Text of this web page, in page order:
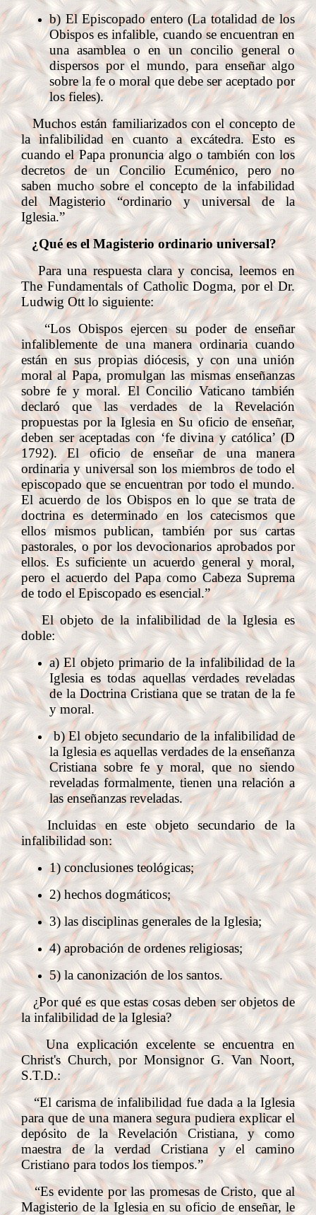
b) El Episcopado entero (La totalidad de los
Obispos es infalible, cuando se encuentran en
una asamblea o en un concilio general o
dispersos por el mundo, para enseñar algo
sobre la fe o moral que debe ser aceptado por
los fieles).
Muchos están familiarizados con el concepto de
la infalibilidad en cuanto a excátedra. Esto es
cuando el Papa pronuncia algo o también con los
decretos de un Concilio Ecuménico, pero no
saben mucho sobre el concepto de la infabilidad
del Magisterio “ordinario y universal de la
Iglesia.”
¿Qué es el Magisterio ordinario universal?
Para una respuesta clara y concisa, leemos en
The Fundamentals of Catholic Dogma, por el Dr.
Ludwig Ott lo siguiente:
“Los Obispos ejercen su poder de enseñar
infaliblemente de una manera ordinaria cuando
están en sus propias diócesis, y con una unión
moral al Papa, promulgan las mismas enseñanzas
sobre fe y moral. El Concilio Vaticano también
declaró que las verdades de la Revelación
propuestas por la Iglesia en Su oficio de enseñar,
deben ser aceptadas con ‘fe divina y católica’ (D
1792). El oficio de enseñar de una manera
ordinaria y universal son los miembros de todo el
episcopado que se encuentran por todo el mundo.
El acuerdo de los Obispos en lo que se trata de
doctrina es determinado en los catecismos que
ellos mismos publican, también por sus cartas
pastorales, o por los devocionarios aprobados por
ellos. Es suficiente un acuerdo general y moral,
pero el acuerdo del Papa como Cabeza Suprema
de todo el Episcopado es esencial.”
El objeto de la infalibilidad de la Iglesia es
doble:
a) El objeto primario de la infalibilidad de la
Iglesia es todas aquellas verdades reveladas
de la Doctrina Cristiana que se tratan de la fe
y moral.
b) El objeto secundario de la infalibilidad de
la Iglesia es aquellas verdades de la enseñanza
Cristiana sobre fe y moral, que no siendo
reveladas formalmente, tienen una relación a
las enseñanzas reveladas.
Incluidas en este objeto secundario de la
infalibilidad son:
1) conclusiones teológicas;
2) hechos dogmáticos;
3) las disciplinas generales de la Iglesia;
4) aprobación de ordenes religiosas;
5) la canonización de los santos.
¿Por qué es que estas cosas deben ser objetos de
la infalibilidad de la Iglesia?
Una explicación excelente se encuentra en
Christ's Church, por Monsignor G. Van Noort,
S.T.D.:
“El carisma de infalibilidad fue dada a la Iglesia
para que de una manera segura pudiera explicar el
depósito de la Revelación Cristiana, y como
maestra de la verdad Cristiana y el camino
Cristiano para todos los tiempos.”
“Es evidente por las promesas de Cristo, que al
Magisterio de la Iglesia en su oficio de enseñar, le